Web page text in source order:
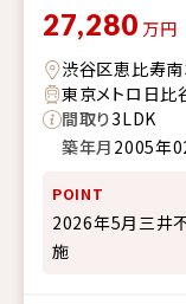
27,280 万円
渋谷区恵比寿南
東京メトロ日
間取り3LDK
築年月 2005年
POINT
2026年5月三井
施